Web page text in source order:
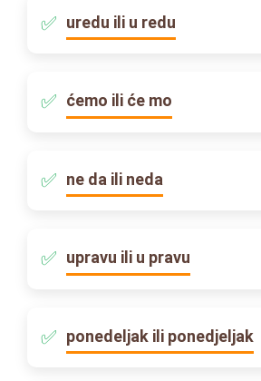
uredu ili u redu
ćemo ili će mo
ne da ili neda
upravu ili u pravu
ponedeljak ili ponedjeljak